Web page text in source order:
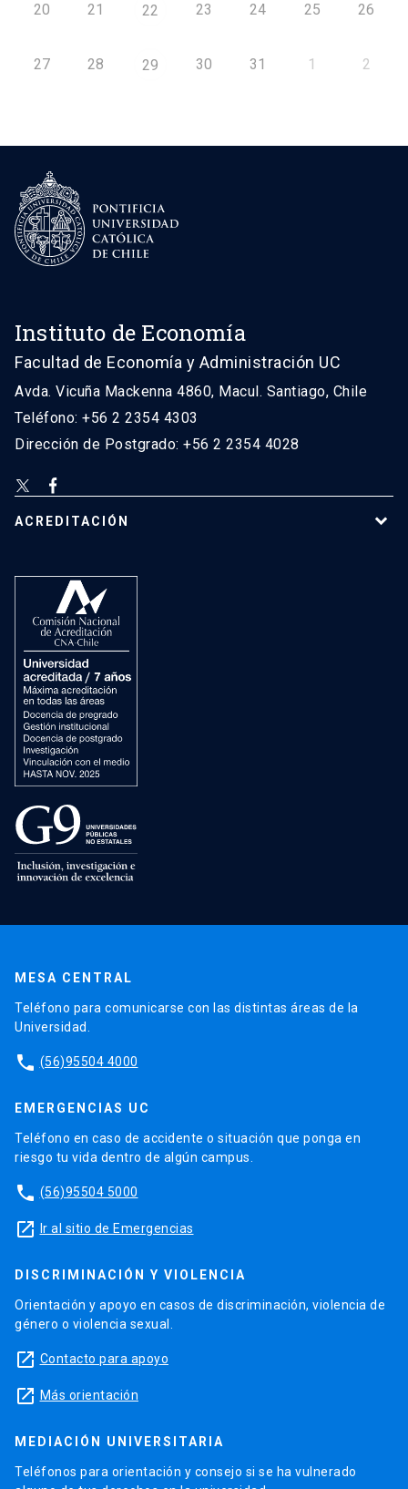
20 21 22 23 24 25 26
27 28 29 30 31 1 2
Instituto de Economía
Facultad de Economía y Administración UC
Avda. Vicuña Mackenna 4860, Macul. Santiago, Chile
Teléfono: +56 2 2354 4303
Dirección de Postgrado: +56 2 2354 4028
ACREDITACIÓN
MESA CENTRAL
Teléfono para comunicarse con las distintas áreas de la
Universidad.
phone (56)95504 4000
EMERGENCIAS UC
Teléfono en caso de accidente o situación que ponga en
riesgo tu vida dentro de algún campus.
phone (56)95504 5000
launch Ir al sitio de Emergencias
DISCRIMINACIÓN Y VIOLENCIA
Orientación y apoyo en casos de discriminación, violencia de
género o violencia sexual.
launch Contacto para apoyo
launch Más orientación
MEDIACIÓN UNIVERSITARIA
Teléfonos para orientación y consejo si se ha vulnerado